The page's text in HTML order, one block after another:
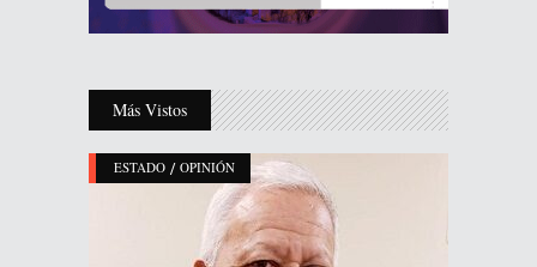
Más Vistos
ESTADO / OPINIÓN